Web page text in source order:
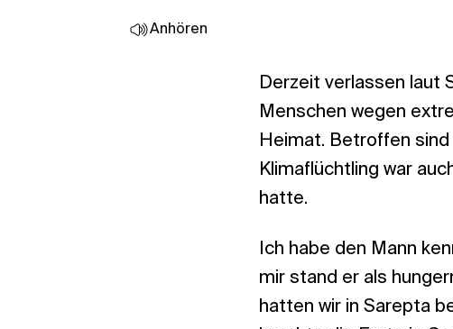
Anhören
Derzeit verlassen laut
Menschen wegen
Heimat. Betroffen sind
Klimaflüchtling war
hatte.
Ich habe den Mann
mir stand er als
hatten wir in Sarepta